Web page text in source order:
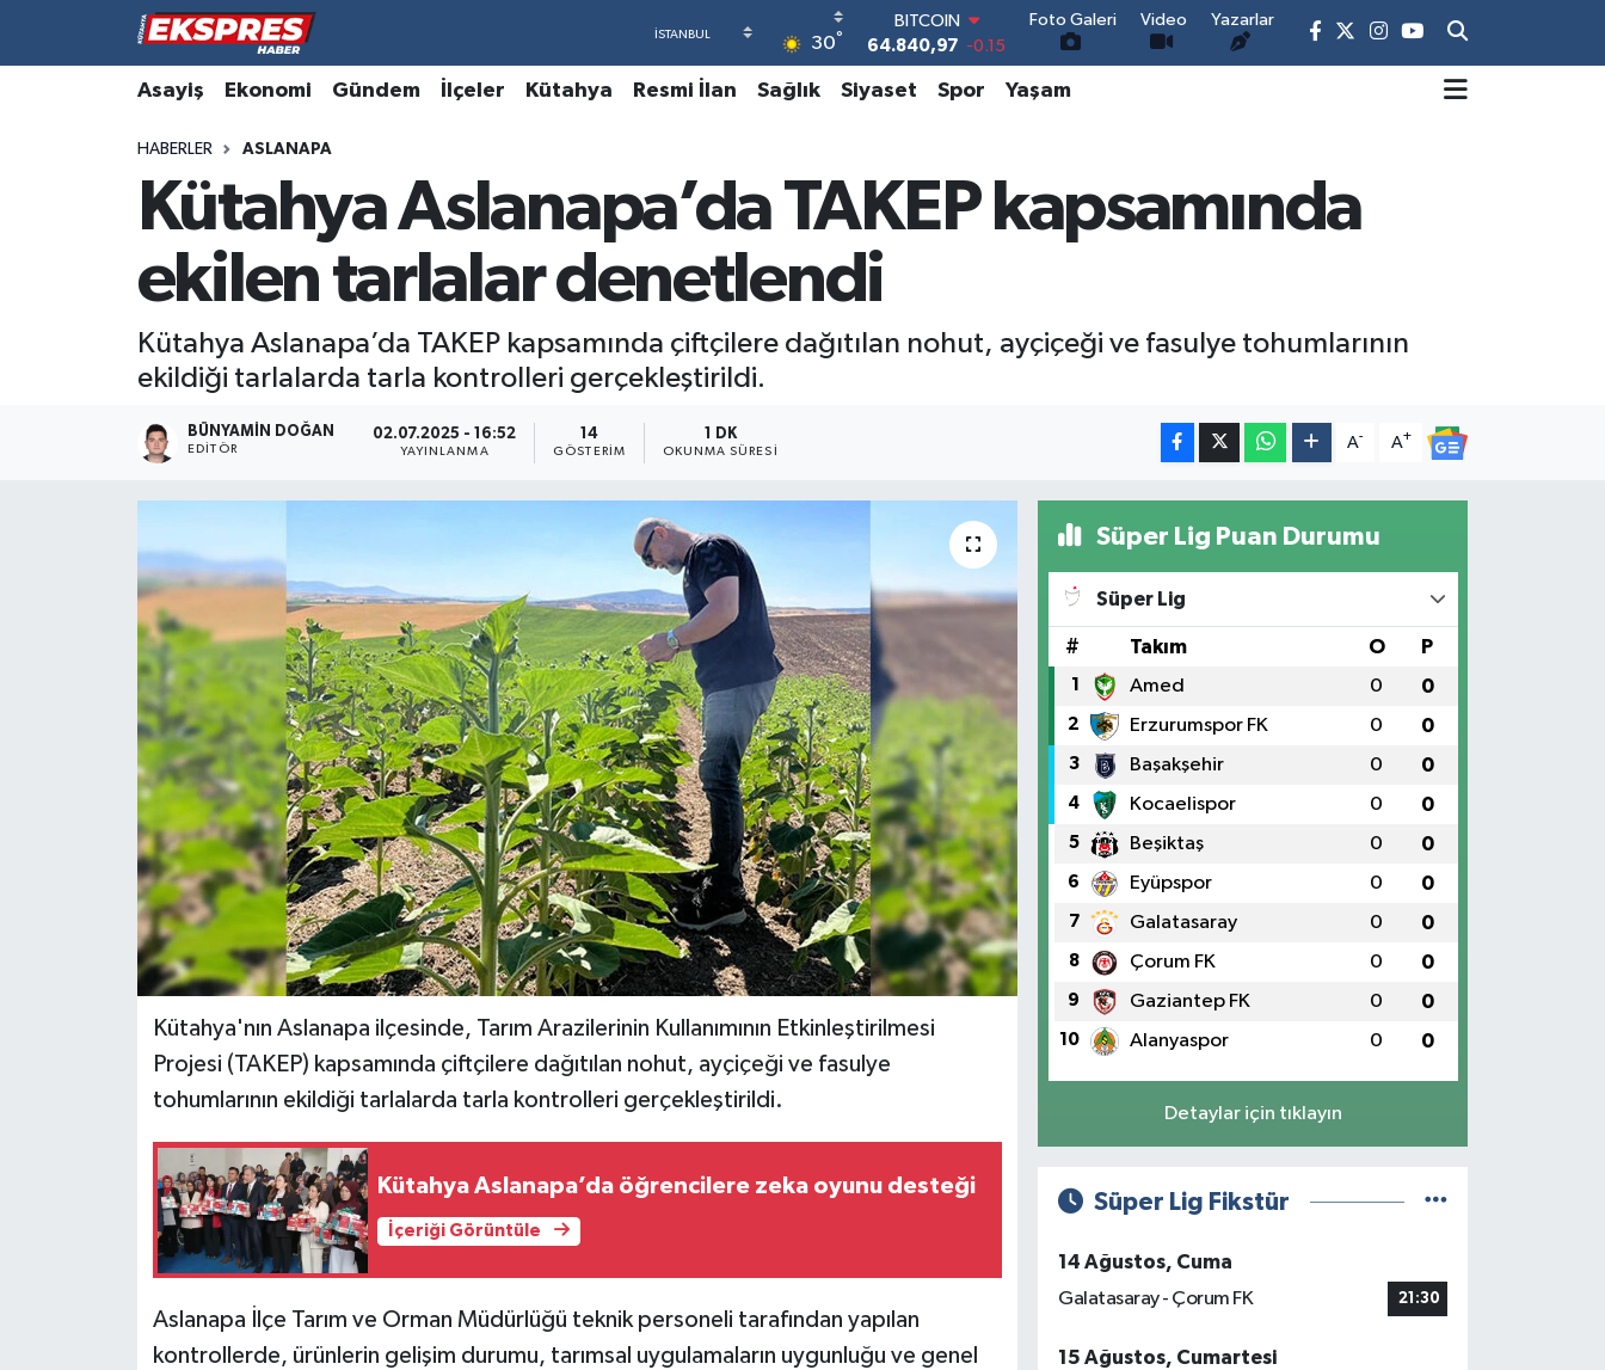
30°
64.840,97 -0.15
DOLAR
47,7436 0.18
EURO
GRAM ALTIN
6660.55
Foto Galeri Video Yazarlar
Asayiş Ekonomi Gündem İlçeler Kütahya Resmi İlan Sağlık Siyaset Spor Yaşam
HABERLER ASLANAPA
Kütahya Aslanapa’da TAKEP kapsamında
ekilen tarlalar denetlendi
Kütahya Aslanapa’da TAKEP kapsamında çiftçilere dağıtılan nohut, ayçiçeği ve fasulye tohumlarının
ekildiği tarlalarda tarla kontrolleri gerçekleştirildi.
BÜNYAMIN DOĞAN
EDITÖR
02.07.2025 - 16:52
YAYINLANMA
14
GÖSTERIM
1 DK
OKUNMA SÜRESI
A- A+
Kütahya'nın Aslanapa ilçesinde, Tarım Arazilerinin Kullanımının Etkinleştirilmesi
Projesi (TAKEP) kapsamında çiftçilere dağıtılan nohut, ayçiçeği ve fasulye
tohumlarının ekildiği tarlalarda tarla kontrolleri gerçekleştirildi.
Kütahya Aslanapa’da öğrencilere zeka oyunu desteği
İçeriği Görüntüle
Aslanapa İlçe Tarım ve Orman Müdürlüğü teknik personeli tarafından yapılan
kontrollerde, ürünlerin gelişim durumu, tarımsal uygulamaların uygunluğu ve genel
Süper Lig Puan Durumu
Süper Lig
# Takım O P
1 Amed 0 0
2 Erzurumspor FK 0 0
3 Başakşehir 0 0
4 Kocaelispor 0 0
5 Beşiktaş 0 0
6 Eyüpspor 0 0
7 Galatasaray 0 0
8 Çorum FK 0 0
9 Gaziantep FK 0 0
10 Alanyaspor 0 0
Detaylar için tıklayın
Süper Lig Fikstür
14 Ağustos, Cuma
Galatasaray - Çorum FK
21:30
15 Ağustos, Cumartesi
Altıntaş
Aslanapa
Biyografiler
Domaniç
Ekonomi
Foto Galeri
Köşe Yazıları
Kültür Sanat
Hava Durumu
Trafik Durumu
Süper Lig Puan Durumu ve Fikstür
Tüm Manşetler
Son Dakika Haberleri